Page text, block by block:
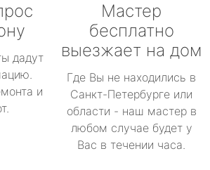
дадут
и
Мастер
бесплатно
выезжает на дом
Где Вы не находились в
Санкт-Петербурге или
области - наш мастер в
любом случае будет у
Вас в течении часа.